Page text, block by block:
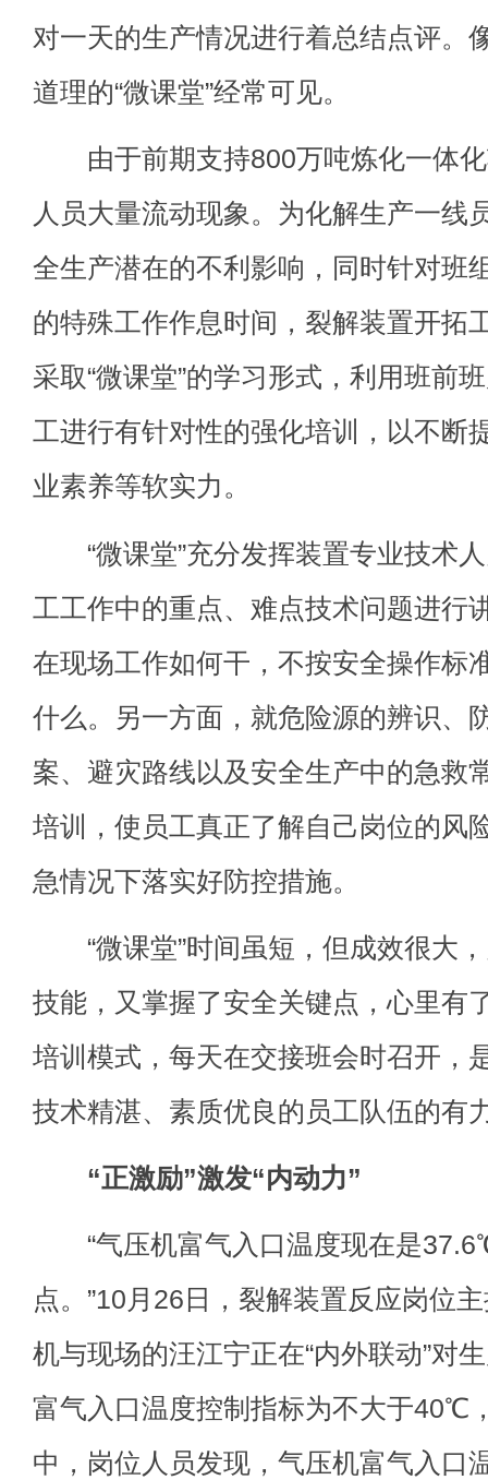
对一天的生产情况进行着总结点评。
道理的“微课堂”经常可见。
由于前期支持800万吨炼化一体化
人员大量流动现象。为化解生产一线
全生产潜在的不利影响，同时针对班
的特殊工作作息时间，裂解装置开拓
采取“微课堂”的学习形式，利用班前
工进行有针对性的强化培训，以不断
业素养等软实力。
“微课堂”充分发挥装置专业技术人
工工作中的重点、难点技术问题进行
在现场工作如何干，不按安全操作标
什么。另一方面，就危险源的辨识、
案、避灾路线以及安全生产中的急救
培训，使员工真正了解自己岗位的风
急情况下落实好防控措施。
“微课堂”时间虽短，但成效很大，
技能，又掌握了安全关键点，心里有
培训模式，每天在交接班会时召开，
技术精湛、素质优良的员工队伍的有
“正激励”激发“内动力”
“气压机富气入口温度现在是
点。”10月26日，裂解装置反应岗位
机与现场的汪江宁正在“内外联动”对
富气入口温度控制指标为不大于40℃
中，岗位人员发现，气压机富气入口